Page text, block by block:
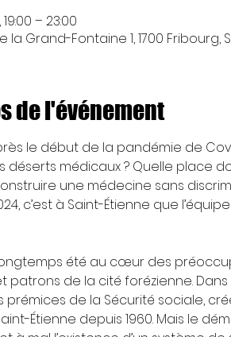
– 23:00
la Grand-Fontaine 1, 1700 Fribourg,
de l'événement
le début de la pandémie de
déserts médicaux ? Quelle place
une médecine sans
c’est à Saint-Étienne que
été au cœur des
patrons de la cité forézienne.
de la Sécurité sociale,
Étienne depuis 1960. Mais le